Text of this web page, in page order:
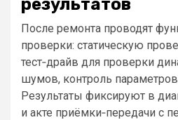
результатов
После ремонта проводят
проверки: статическую
тест‑драйв для проверки
шумов, контроль параметров
Результаты фиксируют в
и акте приёмки‑передачи с